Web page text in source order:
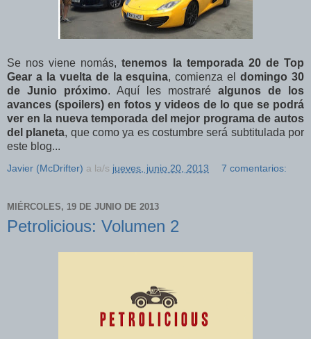
Se nos viene nomás, tenemos la temporada 20 de Top
Gear a la vuelta de la esquina, comienza eldomingo 30
de Junio próximo. Aquí les mostraré algunos de los
avances (spoilers) en fotos y videos de lo que se podrá
ver en la nueva temporada del mejor programa de autos
del planeta, que como ya es costumbre será subtitulada por
este blog...
Javier (McDrifter) a la/s jueves, junio 20, 2013 7 comentarios:
MIÉRCOLES, 19 DE JUNIO DE 2013
Petrolicious: Volumen 2